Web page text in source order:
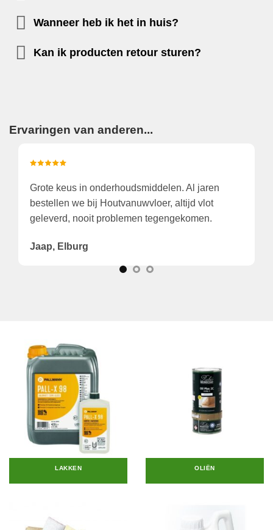
Wanneer heb ik het in huis?
Kan ik producten retour sturen?
Ervaringen van anderen...
Wegens tijdgebrek gekozen het aan huis te laten
leveren. Dat was verrassend snel en zeer correct!
Prima!
Theo, de Wilp
LAKKEN OLIËN